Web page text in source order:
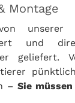
Montage
unserer
und
geliefert.
– Sie